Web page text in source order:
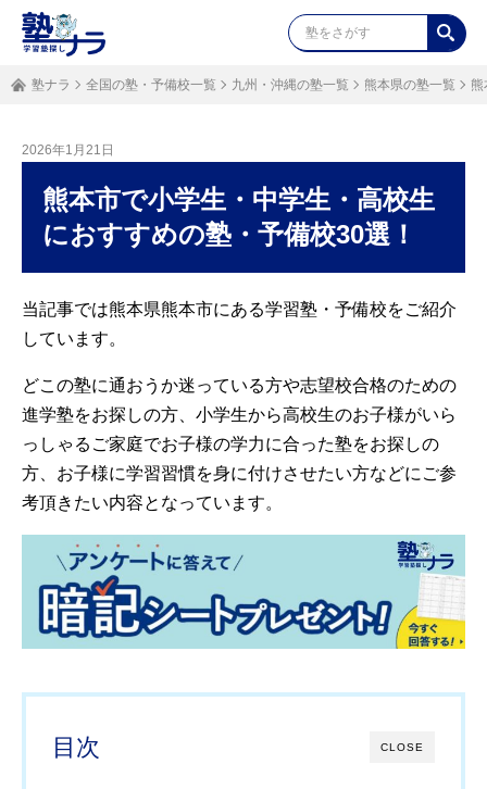
塾ナラ 全国の塾・予備校一覧 九州・沖縄の塾一覧 熊本県の塾一覧 熊
2026年1月21日
熊本市で小学生・中学生・高校生
におすすめの塾・予備校30選！
当記事では熊本県熊本市にある学習塾・予備校をご紹介
しています。
どこの塾に通おうか迷っている方や志望校合格のための
進学塾をお探しの方、小学生から高校生のお子様がいら
っしゃるご家庭でお子様の学力に合った塾をお探しの
方、お子様に学習習慣を身に付けさせたい方などにご参
考頂きたい内容となっています。
CLOSE
目次